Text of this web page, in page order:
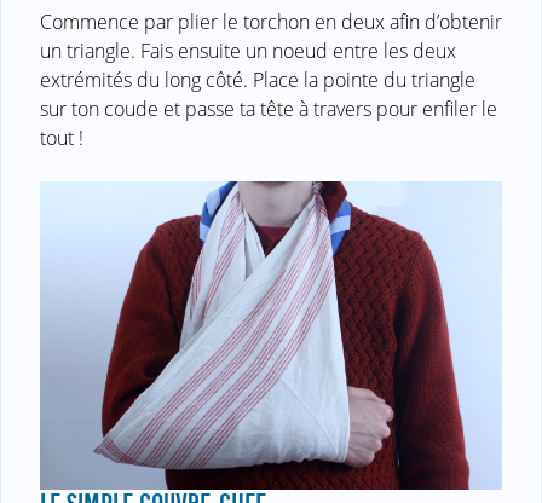
Commence par plier le torchon en deux afin d’obtenir
un triangle. Fais ensuite un noeud entre les deux
extrémités du long côté. Place la pointe du triangle
sur ton coude et passe ta tête à travers pour enfiler le
tout !